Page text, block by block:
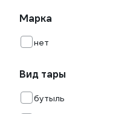
Марка
нет
Вид тары
бутыль